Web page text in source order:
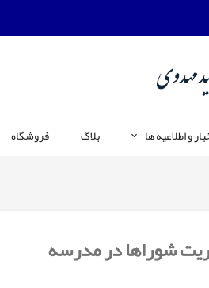
و اطلاعیه ها بلاگ فروشگاه
شوراها در مدرسه